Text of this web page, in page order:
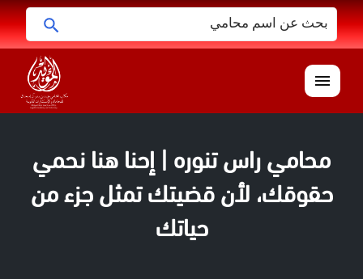
البحث
عن:
القائمة
محامي راس تنوره | إحنا هنا نحمي
حقوقك، لأن قضيتك تمثل جزء من
حياتك